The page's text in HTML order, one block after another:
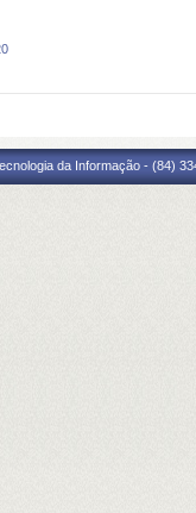
da Informação - (84)